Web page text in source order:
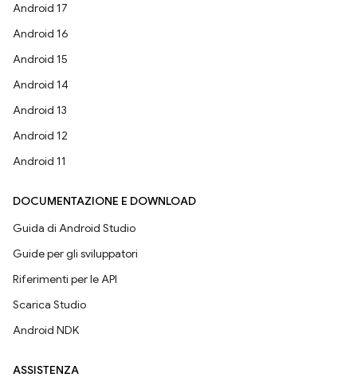
Android 17
Android 16
Android 15
Android 14
Android 13
Android 12
Android 11
DOCUMENTAZIONE E DOWNLOAD
Guida di Android Studio
Guide per gli sviluppatori
Riferimenti per le API
Scarica Studio
Android NDK
ASSISTENZA